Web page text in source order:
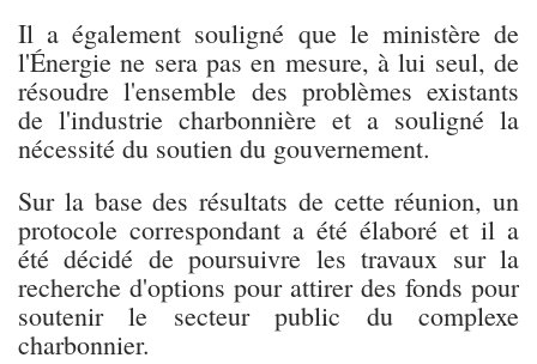
Il a également souligné que le ministère de
l'Énergie ne sera pas en mesure, à lui seul, de
résoudre l'ensemble des problèmes existants
de l'industrie charbonnière et a souligné la
nécessité du soutien du gouvernement.
Sur la base des résultats de cette réunion, un
protocole correspondant a été élaboré et il a
été décidé de poursuivre les travaux sur la
recherche d'options pour attirer des fonds pour
soutenir le secteur public du complexe
charbonnier.